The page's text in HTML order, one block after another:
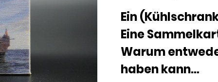
war:
3,50 €
Ein
Eine
Warum
haben kann…